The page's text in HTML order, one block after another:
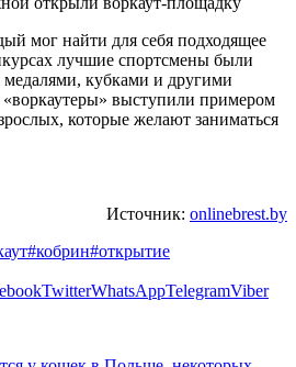
мог найти для себя подходящее
лучшие спортсмены были
кубками и другими
выступили примером
которые желают заниматься
Источник: onlinebrest.by
#кобрин#открытие
TwitterWhatsAppTelegramViber